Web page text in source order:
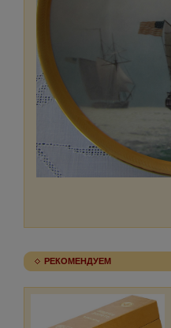
РЕКОМЕНДУЕМ